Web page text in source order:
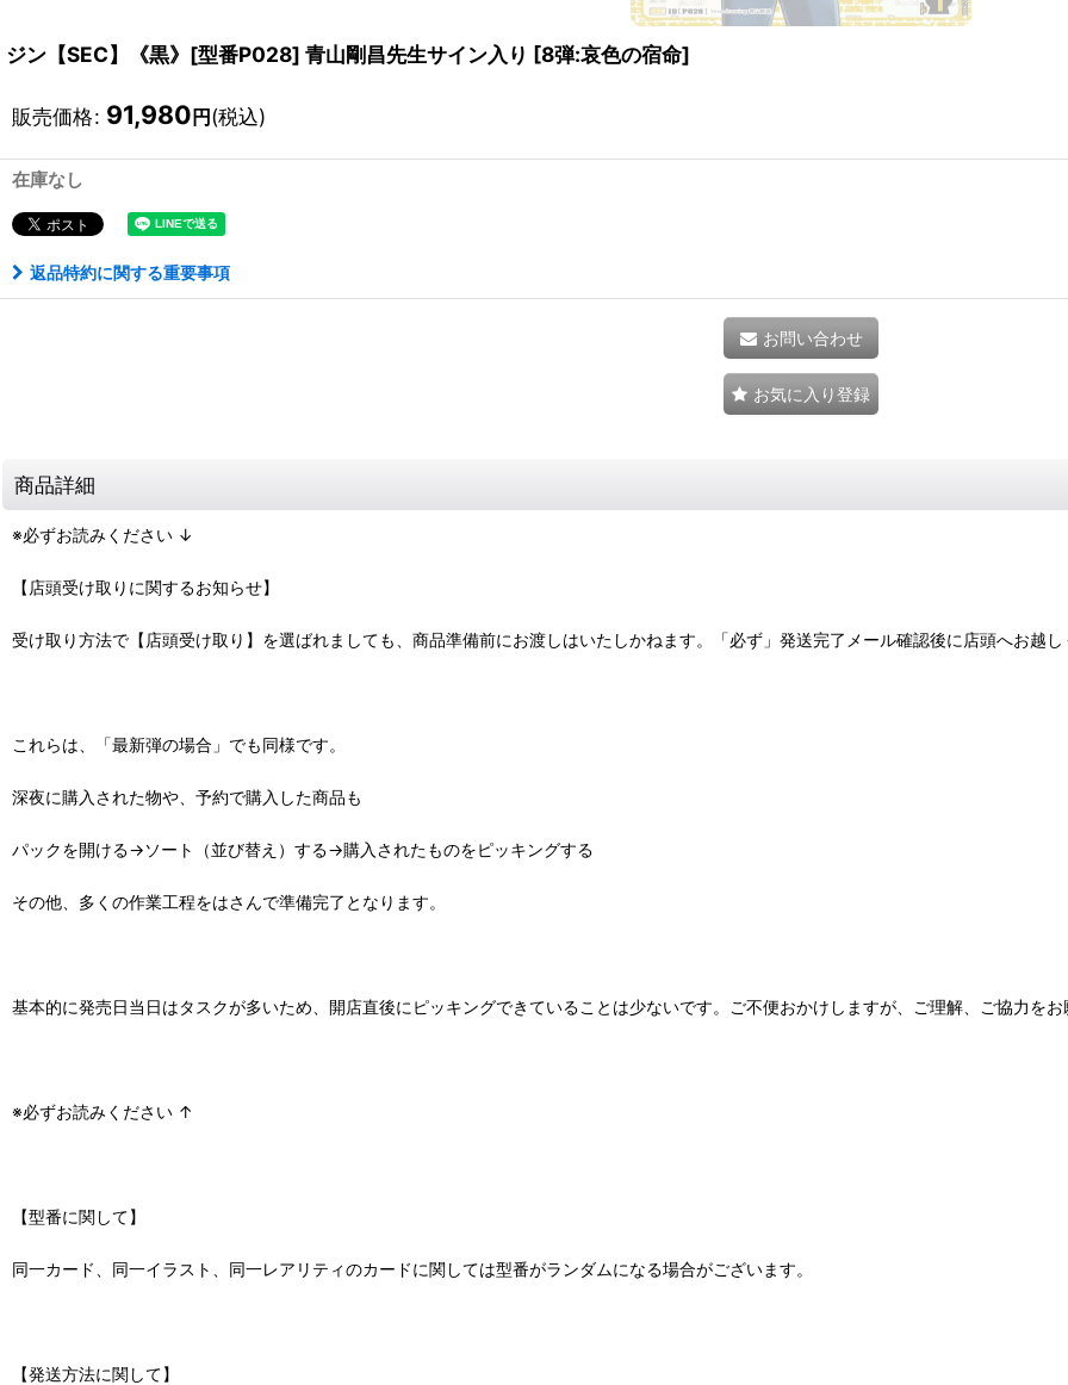
ジン【SEC】《黒》[型番P028] 青山剛昌先生サイン入り [8弾:哀色の宿命]
販売価格: 91,980円(税込)
在庫なし
返品特約に関する重要事項
お問い合わせ
お気に入り登録
商品詳細
※必ずお読みください ↓
【店頭受け取りに関するお知らせ】
受け取り方法で【店頭受け取り】を選ばれましても、商品準備前にお渡しはいたしかねます。「必ず」発送完了メール確認後に店頭へお越し
これらは、「最新弾の場合」でも同様です。
深夜に購入された物や、予約で購入した商品も
パックを開ける→ソート（並び替え）する→購入されたものをピッキングする
その他、多くの作業工程をはさんで準備完了となります。
基本的に発売日当日はタスクが多いため、開店直後にピッキングできていることは少ないです。ご不便おかけしますが、ご理解、ご協力をお
※必ずお読みください ↑
【型番に関して】
同一カード、同一イラスト、同一レアリティのカードに関しては型番がランダムになる場合がございます。
【発送方法に関して】